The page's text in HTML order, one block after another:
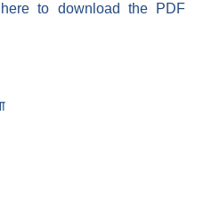
to download the PDF